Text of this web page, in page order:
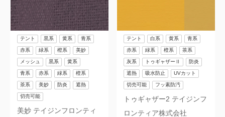
美妙 テイジンフロンティ
テント 黒系 黄系 青系
赤系 緑系 橙系 美妙
メッシュ 黒系 黄系
青系 赤系 緑系 橙系
茶系 美妙 防炎 遮熱
切売可能
トゥギャザー2 テイジンフ
ロンティア株式会社
テント 白系 黄系 青系
赤系 緑系 橙系 茶系
灰系 トゥギャザーⅡ 防炎
遮熱 吸水防止 UVカット
切売可能 フッ素防汚